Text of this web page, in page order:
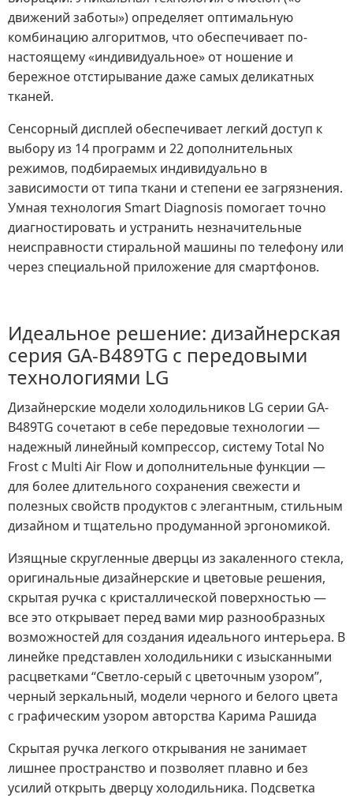
движений заботы») определяет оптимальную
комбинацию алгоритмов, что обеспечивает по-
настоящему «индивидуальное» от ношение и
бережное отстирывание даже самых деликатных
тканей.
Сенсорный дисплей обеспечивает легкий доступ к
выбору из 14 программ и 22 дополнительных
режимов, подбираемых индивидуально в
зависимости от типа ткани и степени ее загрязнения.
Умная технология Smart Diagnosis помогает точно
диагностировать и устранить незначительные
неисправности стиральной машины по телефону или
через специальной приложение для смартфонов.
Идеальное решение: дизайнерская
серия GA-B489TG с передовыми
технологиями LG
Дизайнерские модели холодильников LG серии GA-
B489TG сочетают в себе передовые технологии —
надежный линейный компрессор, систему Total No
Frost с Multi Air Flow и дополнительные функции —
для более длительного сохранения свежести и
полезных свойств продуктов с элегантным, стильным
дизайном и тщательно продуманной эргономикой.
Изящные скругленные дверцы из закаленного стекла,
оригинальные дизайнерские и цветовые решения,
скрытая ручка с кристаллической поверхностью —
все это открывает перед вами мир разнообразных
возможностей для создания идеального интерьера. В
линейке представлен холодильники c изысканными
расцветками “Светло-серый с цветочным узором”,
черный зеркальный, модели черного и белого цвета
с графическим узором авторства Карима Рашида
Скрытая ручка легкого открывания не занимает
лишнее пространство и позволяет плавно и без
усилий открыть дверцу холодильника. Подсветка